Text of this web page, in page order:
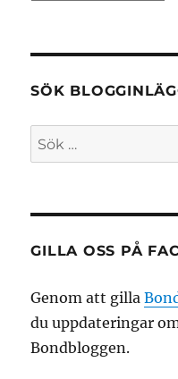
SÖK
Sök
efter:
GILLA OSS PÅ
Genom att gilla
du uppdateringar
Bondbloggen.